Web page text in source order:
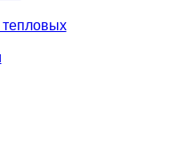
тепловых